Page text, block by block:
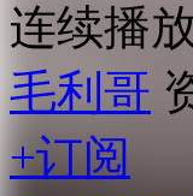
连续播
毛利哥
+订阅